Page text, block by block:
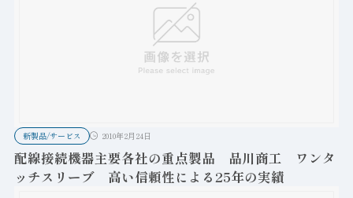
新製品/サービス 2010年2月24日
配線接続機器主要各社の重点製品 品川商工 ワンタ
ッチスリーブ 高い信頼性による25年の実績